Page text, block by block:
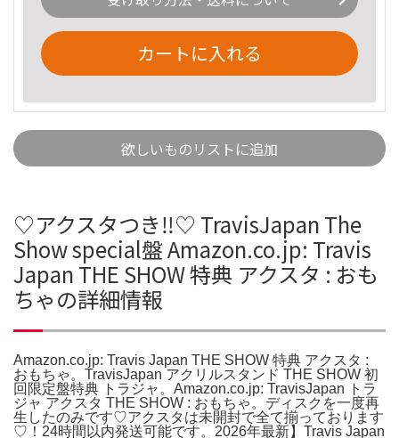
カートに入れる
欲しいものリストに追加
♡アクスタつき‼️♡ TravisJapan The
Show special盤 Amazon.co.jp: Travis
Japan THE SHOW 特典 アクスタ : おも
ちゃの詳細情報
Amazon.co.jp: Travis Japan THE SHOW 特典 アクスタ :
おもちゃ。TravisJapan アクリルスタンド THE SHOW 初
回限定盤特典 トラジャ。Amazon.co.jp: TravisJapan トラ
ジャ アクスタ THE SHOW : おもちゃ。ディスクを一度再
生したのみです♡アクスタは未開封で全て揃っております
♡！24時間以内発送可能です。2026年最新】Travis Japan